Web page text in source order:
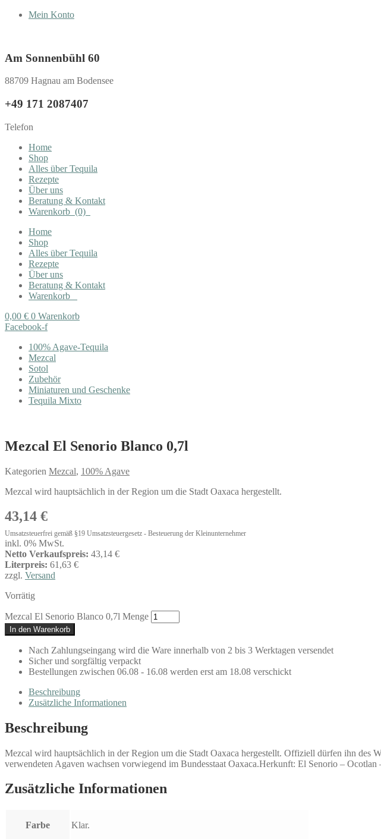
Mein Konto
Am Sonnenbühl 60
88709 Hagnau am Bodensee
+49 171 2087407
Telefon
Home
Shop
Alles über Tequila
Rezepte
Über uns
Beratung & Kontakt
Warenkorb (0)
Home
Shop
Alles über Tequila
Rezepte
Über uns
Beratung & Kontakt
Warenkorb
0,00 € 0 Warenkorb
Facebook-f
100% Agave-Tequila
Mezcal
Sotol
Zubehör
Miniaturen und Geschenke
Tequila Mixto
Mezcal El Senorio Blanco 0,7l
Kategorien Mezcal, 100% Agave
Mezcal wird hauptsächlich in der Region um die Stadt Oaxaca hergestellt.
43,14 €
Umsatzsteuerfrei gemäß §19 Umsatzsteuergesetz - Besteuerung der Kleinunternehmer
inkl. 0% MwSt.
Netto Verkaufspreis: 43,14 €
Literpreis: 61,63 €
zzgl. Versand
Vorrätig
Mezcal El Senorio Blanco 0,7l Menge
In den Warenkorb
Nach Zahlungseingang wird die Ware innerhalb von 2 bis 3 Werktagen versendet
Sicher und sorgfältig verpackt
Bestellungen zwischen 06.08 - 16.08 werden erst am 18.08 verschickt
Beschreibung
Zusätzliche Informationen
Beschreibung
Mezcal wird hauptsächlich in der Region um die Stadt Oaxaca hergestellt. Offiziell dürfen ihn des
verwendeten Agaven wachsen vorwiegend im Bundesstaat Oaxaca.Herkunft: El Senorio – Ocotlan
Zusätzliche Informationen
Farbe Klar.